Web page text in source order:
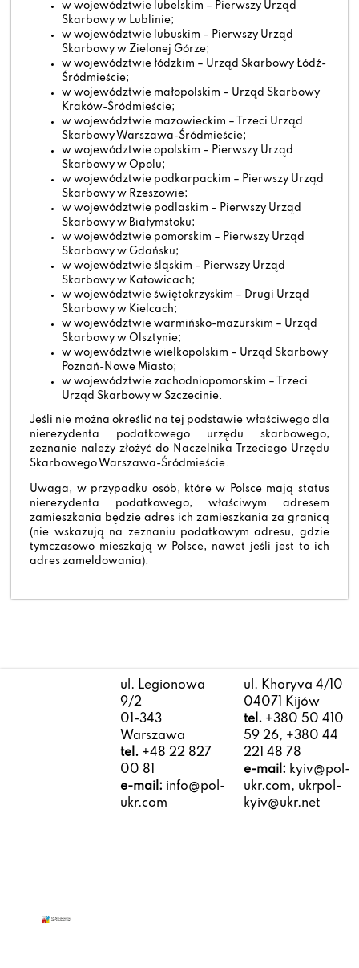
w województwie lubelskim – Pierwszy Urząd
Skarbowy w Lublinie;
w województwie lubuskim – Pierwszy Urząd
Skarbowy w Zielonej Górze;
w województwie łódzkim – Urząd Skarbowy Łódź-
Śródmieście;
w województwie małopolskim – Urząd Skarbowy
Kraków-Śródmieście;
w województwie mazowieckim – Trzeci Urząd
Skarbowy Warszawa-Śródmieście;
w województwie opolskim – Pierwszy Urząd
Skarbowy w Opolu;
w województwie podkarpackim – Pierwszy Urząd
Skarbowy w Rzeszowie;
w województwie podlaskim – Pierwszy Urząd
Skarbowy w Białymstoku;
w województwie pomorskim – Pierwszy Urząd
Skarbowy w Gdańsku;
w województwie śląskim – Pierwszy Urząd
Skarbowy w Katowicach;
w województwie świętokrzyskim – Drugi Urząd
Skarbowy w Kielcach;
w województwie warmińsko-mazurskim – Urząd
Skarbowy w Olsztynie;
w województwie wielkopolskim – Urząd Skarbowy
Poznań-Nowe Miasto;
w województwie zachodniopomorskim – Trzeci
Urząd Skarbowy w Szczecinie.
Jeśli nie można określić na tej podstawie właściwego dla
nierezydenta podatkowego urzędu skarbowego,
zeznanie należy złożyć do Naczelnika Trzeciego Urzędu
Skarbowego Warszawa-Śródmieście.
Uwaga, w przypadku osób, które w Polsce mają status
nierezydenta podatkowego, właściwym adresem
zamieszkania będzie adres ich zamieszkania za granicą
(nie wskazują na zeznaniu podatkowym adresu, gdzie
tymczasowo mieszkają w Polsce, nawet jeśli jest to ich
adres zameldowania).
ul. Legionowa
9/2
01-343
Warszawa
tel. +48 22 827
00 81
e-mail: info@pol-
ukr.com
ul. Khoryva 4/10
04071 Kijów
tel. +380 50 410
59 26, +380 44
221 48 78
e-mail: kyiv@pol-
ukr.com, ukrpol-
kyiv@ukr.net